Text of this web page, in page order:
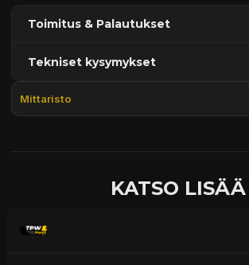
Toimitus & Palautukset
Kaupan sijainnissa olevat tuotteet 1–3
Päävaraston tuotteet 7 arkipäivässä
Tekniset kysymykset
Mittaristo
KATSO LISÄÄ